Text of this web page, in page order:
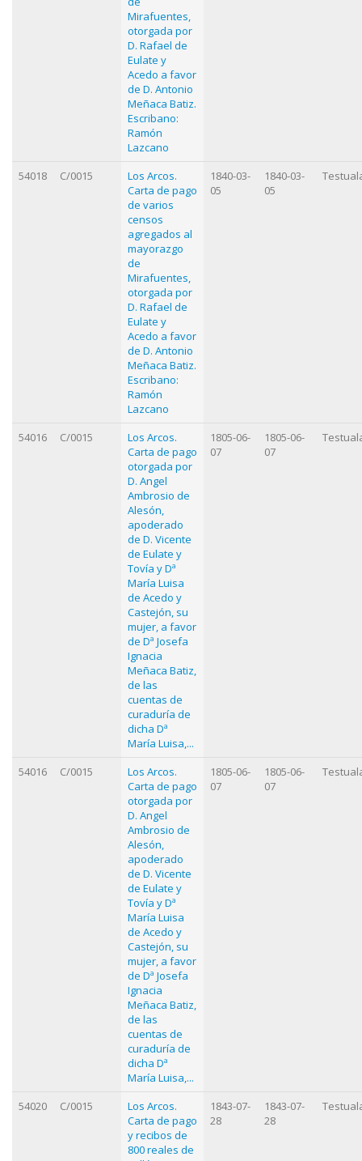
Mirafuentes,
otorgada por
D. Rafael de
Eulate y
Acedo a favor
de D. Antonio
Meñaca Batiz.
Escribano:
Ramón
Lazcano
54018 C/0015
Los Arcos.
Carta de pago
de varios
censos
agregados al
mayorazgo
de
Mirafuentes,
otorgada por
D. Rafael de
Eulate y
Acedo a favor
de D. Antonio
Meñaca Batiz.
Escribano:
Ramón
Lazcano
1840-03-
05
1840-03-
05
54016 C/0015
Los Arcos.
Carta de pago
otorgada por
D. Angel
Ambrosio de
Alesón,
apoderado
de D. Vicente
de Eulate y
Tovía y Dª
María Luisa
de Acedo y
Castejón, su
mujer, a favor
de Dª Josefa
Ignacia
Meñaca Batiz,
de las
cuentas de
curaduría de
dicha Dª
María Luisa,...
1805-06-
07
1805-06-
07
54016 C/0015
Los Arcos.
Carta de pago
otorgada por
D. Angel
Ambrosio de
Alesón,
apoderado
de D. Vicente
de Eulate y
Tovía y Dª
María Luisa
de Acedo y
Castejón, su
mujer, a favor
de Dª Josefa
Ignacia
Meñaca Batiz,
de las
cuentas de
curaduría de
dicha Dª
María Luisa,...
1805-06-
07
1805-06-
07
54020 C/0015
Los Arcos.
Carta de pago
y recibos de
800 reales de
1843-07-
28
1843-07-
28